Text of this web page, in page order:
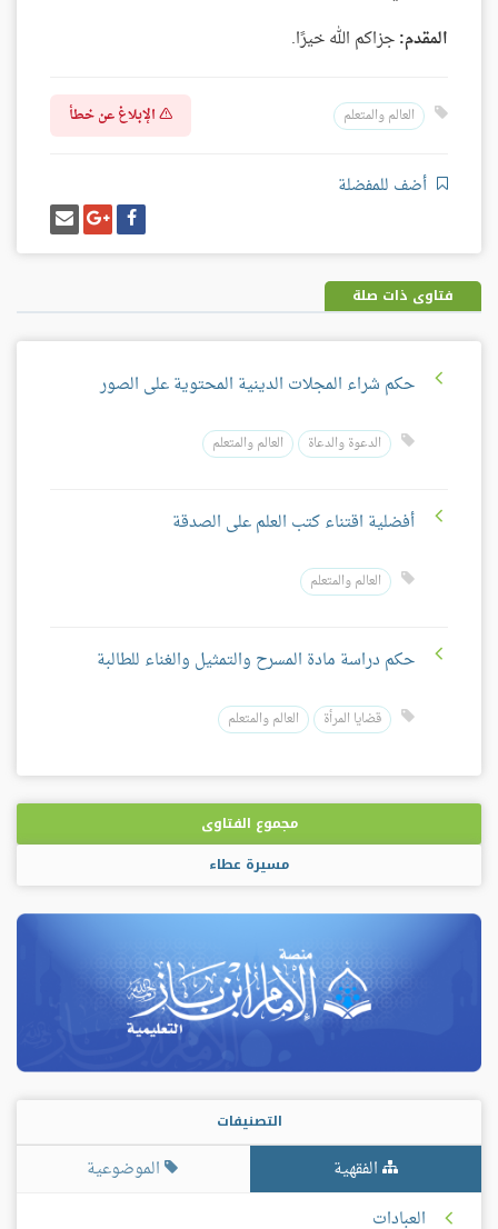
المقدم:جزاكم الله خيرًا.
العالم والمتعلم الإبلاغ عن خطأ
أضف للمفضلة
شارك
على
فيسبوك
شارك
على
غوغل
بلس
إرسل
إيميل
فتاوى ذات صلة
حكم شراء المجلات الدينية المحتوية على الصور
الدعوة والدعاة العالم والمتعلم
أفضلية اقتناء كتب العلم على الصدقة
العالم والمتعلم
حكم دراسة مادة المسرح والتمثيل والغناء للطالبة
قضايا المرأة العالم والمتعلم
مجموع الفتاوى
مسيرة عطاء
التصنيفات
الفقهية
الموضوعية
العبادات